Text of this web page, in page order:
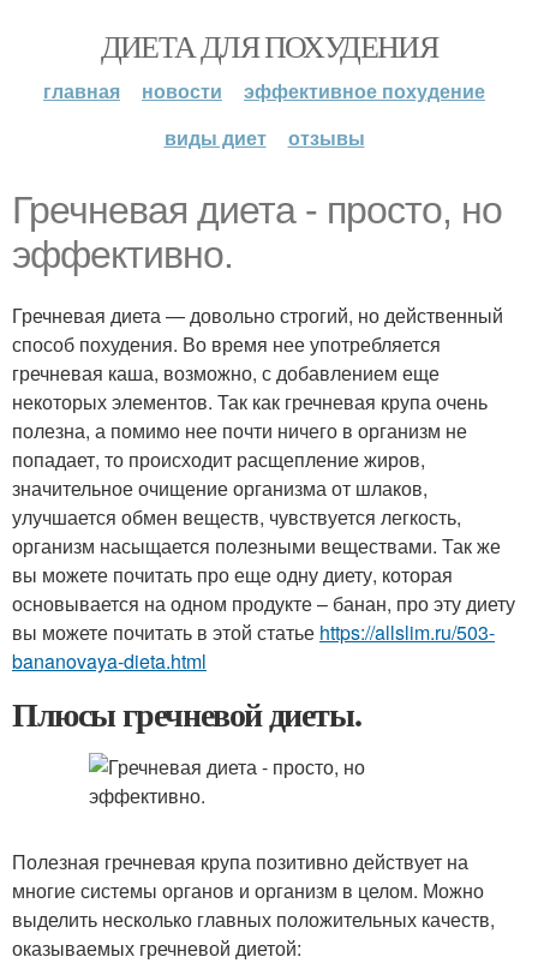
ДИЕТА ДЛЯ ПОХУДЕНИЯ
главная новости
эффективное похудение
виды диет
отзывы
Гречневая диета - просто, но
эффективно.
Гречневая диета — довольно строгий, но действенный
способ похудения. Во время нее употребляется
гречневая каша, возможно, с добавлением еще
некоторых элементов. Так как гречневая крупа очень
полезна, а помимо нее почти ничего в организм не
попадает, то происходит расщепление жиров,
значительное очищение организма от шлаков,
улучшается обмен веществ, чувствуется легкость,
организм насыщается полезными веществами. Так же
вы можете почитать про еще одну диету, которая
основывается на одном продукте – банан, про эту диету
вы можете почитать в этой статье https://allslim.ru/503-
bananovaya-dieta.html
Плюсы гречневой диеты.
Полезная гречневая крупа позитивно действует на
многие системы органов и организм в целом. Можно
выделить несколько главных положительных качеств,
оказываемых гречневой диетой: